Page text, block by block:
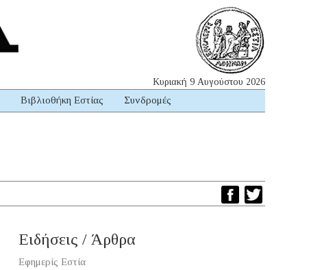
Κυριακή 9 Αυγούστου 2026
Βιβλιοθήκη Εστίας Συνδρομές
Ειδήσεις / Άρθρα
Εφημερίς Εστία